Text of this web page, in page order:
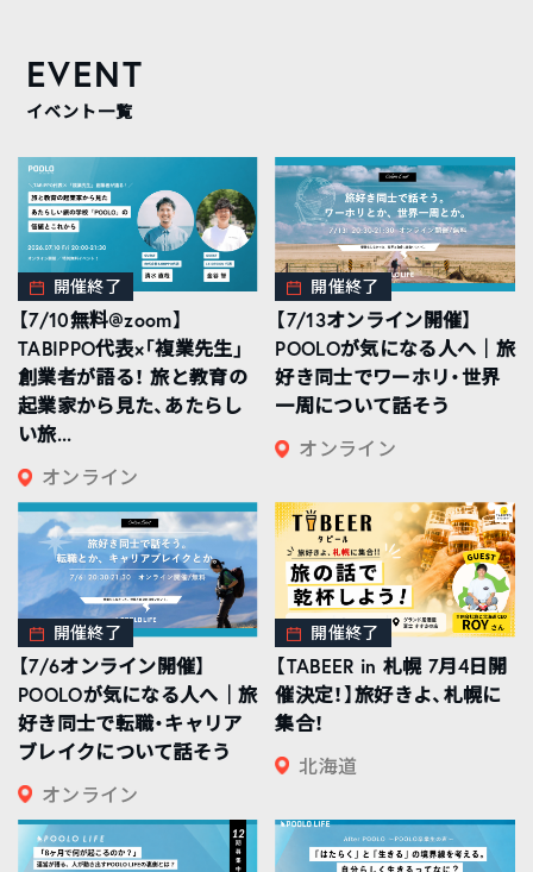
EVENT
イベント一覧
開催終了
【7/10無料@zoom】
TABIPPO代表×「複業先生」
創業者が語る！ 旅と教育の
起業家から見た、あたらし
い旅...
オンライン
開催終了
【7/13オンライン開催】
POOLOが気になる人へ｜旅
好き同士でワーホリ・世界
一周について話そう
オンライン
開催終了
【7/6オンライン開催】
POOLOが気になる人へ｜旅
好き同士で転職・キャリア
ブレイクについて話そう
オンライン
開催終了
【TABEER in 札幌 7月4日開
催決定！】旅好きよ、札幌に
集合！
北海道